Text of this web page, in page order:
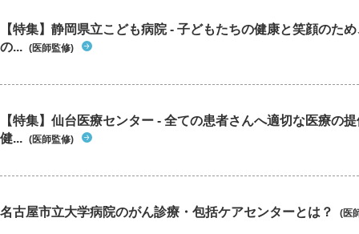
感で考えられることって何かあるでしょうか？ 仮
に癒着してたとして何か症状を自覚できるものな
のでしょうか？ 機能性ディスペプシアや過敏性腸
どのくらい症状が続いたりどんな症状が出たら受
いいのかも教えて頂きたいです。
【特集】静岡県立こども病院 - 子どもたちの健康と笑顔のた
の... (医師監修)
【特集】仙台医療センター - 全ての患者さんへ適切な医療の
健... (医師監修)
名古屋市立大学病院のがん診療・包括ケアセンターとは？ (医